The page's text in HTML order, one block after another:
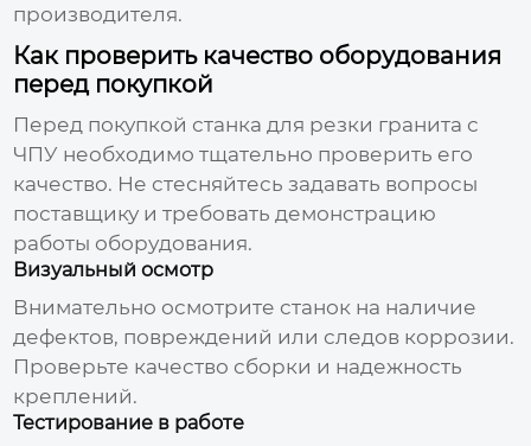
производителя.
Как проверить качество оборудования
перед покупкой
Перед покупкой станка для резки гранита с
ЧПУ необходимо тщательно проверить его
качество. Не стесняйтесь задавать вопросы
поставщику и требовать демонстрацию
работы оборудования.
Визуальный осмотр
Внимательно осмотрите станок на наличие
дефектов, повреждений или следов коррозии.
Проверьте качество сборки и надежность
креплений.
Тестирование в работе